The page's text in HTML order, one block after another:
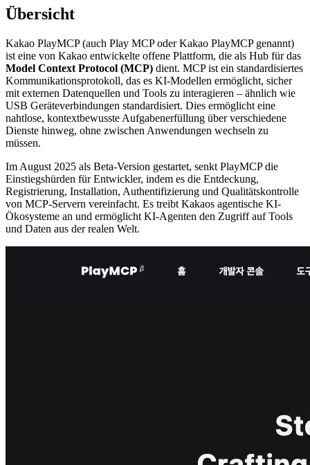
Übersicht
Kakao PlayMCP (auch Play MCP oder Kakao PlayMCP genannt)
ist eine von Kakao entwickelte offene Plattform, die als Hub für das
Model Context Protocol (MCP) dient. MCP ist ein standardisiertes
Kommunikationsprotokoll, das es KI-Modellen ermöglicht, sicher
mit externen Datenquellen und Tools zu interagieren – ähnlich wie
USB Geräteverbindungen standardisiert. Dies ermöglicht eine
nahtlose, kontextbewusste Aufgabenerfüllung über verschiedene
Dienste hinweg, ohne zwischen Anwendungen wechseln zu
müssen.
Im August 2025 als Beta-Version gestartet, senkt PlayMCP die
Einstiegshürden für Entwickler, indem es die Entdeckung,
Registrierung, Installation, Authentifizierung und Qualitätskontrolle
von MCP-Servern vereinfacht. Es treibt Kakaos agentische KI-
Ökosysteme an und ermöglicht KI-Agenten den Zugriff auf Tools
und Daten aus der realen Welt.